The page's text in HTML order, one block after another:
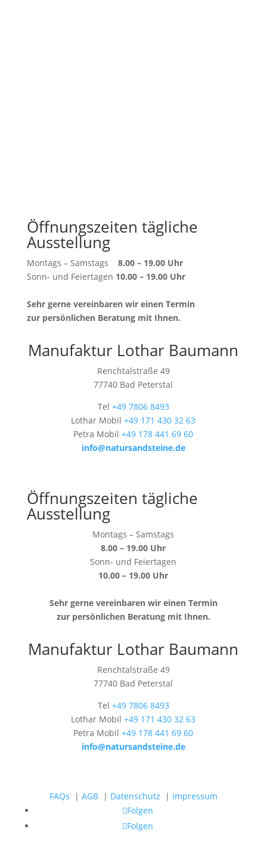
Öffnungszeiten tägliche
Ausstellung
Montags – Samstags 8.00 – 19.00 Uhr
Sonn- und Feiertagen 10.00 – 19.00 Uhr
Sehr gerne vereinbaren wir einen Termin
zur persönlichen Beratung mit Ihnen.
Manufaktur Lothar Baumann
Renchtalstraße 49
77740 Bad Peterstal
Tel +49 7806 8493
Lothar Mobil+49 171 430 32 63
Petra Mobil+49 178 441 69 60
info@natursandsteine.de
Öffnungszeiten tägliche
Ausstellung
Montags – Samstags
8.00 – 19.00 Uhr
Sonn- und Feiertagen
10.00 – 19.00 Uhr
Sehr gerne vereinbaren wir einen Termin
zur persönlichen Beratung mit Ihnen.
Manufaktur Lothar Baumann
Renchtalstraße 49
77740 Bad Peterstal
Tel +49 7806 8493
Lothar Mobil+49 171 430 32 63
Petra Mobil+49 178 441 69 60
info@natursandsteine.de
FAQs | AGB| Datenschutz | Impressum
Folgen
Folgen